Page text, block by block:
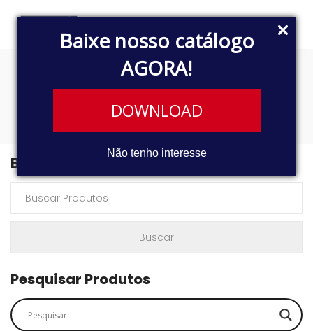
Baixe nosso catálogo
AGORA!
DOWNLOAD
Não tenho interesse
3368
Buscar Produtos
Pesquisar Produtos